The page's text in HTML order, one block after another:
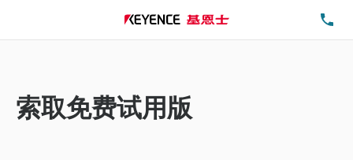
索取免费试用版